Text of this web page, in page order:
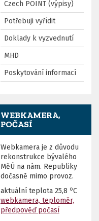
Czech POINT (výpisy)
Potřebuji vyřídit
Doklady k vyzvednutí
MHD
Poskytování informací
WEBKAMERA,
POČASÍ
Webkamera je z důvodu
rekonstrukce bývalého
MěÚ na nám. Republiky
dočasně mimo provoz.
aktuální teplota 25,8 oC
webkamera, teploměr,
předpověď počasí